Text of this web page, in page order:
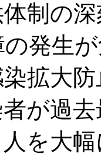
制の
発生
染拡大
が過
を大